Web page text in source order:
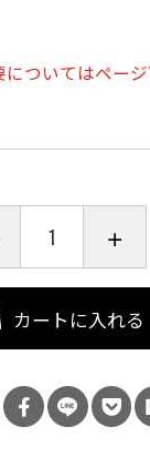
性抜群です!!!
し上がり方】
えてお召し上
解凍
鍋に移し加熱
共に軽く煮
とソースが辛
ついてはペー
カートに入れる